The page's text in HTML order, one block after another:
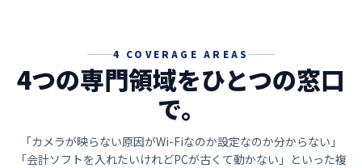
4 COVERAGE AREAS
4つの専門領域をひとつの窓口
で。
「カメラが映らない原因がWi-Fiなのか設定なのか分からない」
「会計ソフトを入れたいけれどPCが古くて動かない」といった複